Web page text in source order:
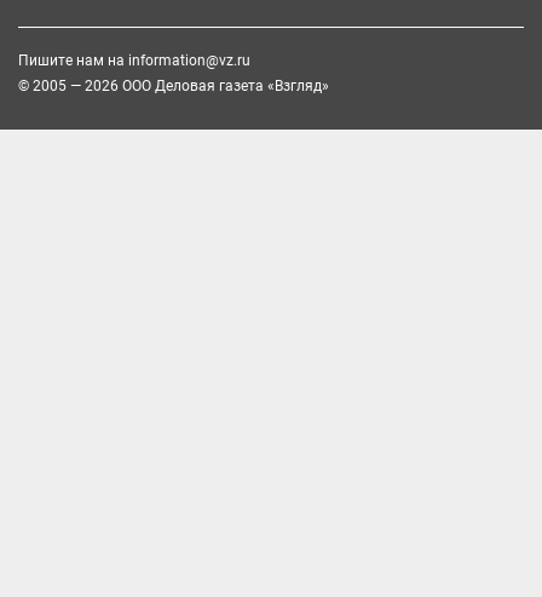
Пишите нам на information@vz.ru
© 2005 — 2026 ООО Деловая газета «Взгляд»